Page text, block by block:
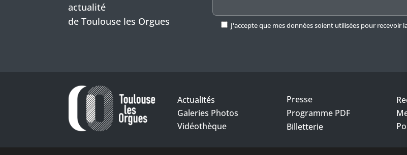
actualité
de Toulouse les Orgues
J'accepte que mes données soient utilisées pour recevoir
Actualités
Galeries Photos
Vidéothèque
Presse
Programme PDF
Billetterie